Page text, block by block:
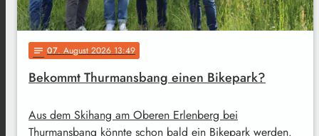
notes 07. August 2026 13:49
Bekommt Thurmansbang einen Bikepark?
Aus dem Skihang am Oberen Erlenberg bei
Thurmansbang könnte schon bald ein Bikepark werden.